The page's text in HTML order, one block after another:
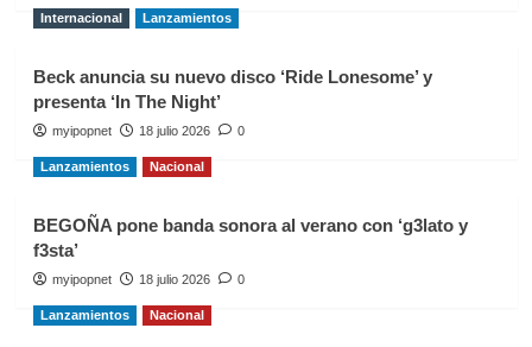
Internacional Lanzamientos
Beck anuncia su nuevo disco ‘Ride Lonesome’ y
presenta ‘In The Night’
myipopnet 18 julio 2026 0
Lanzamientos Nacional
BEGOÑA pone banda sonora al verano con ‘g3lato y
f3sta’
myipopnet 18 julio 2026 0
Lanzamientos Nacional